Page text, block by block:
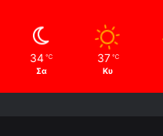
34 ℃
Σα
37 ℃
Κυ